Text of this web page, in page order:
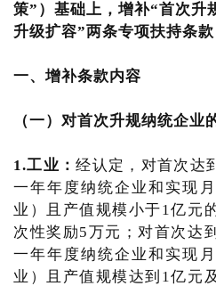
策”）基础上，增补“首次升
升级扩容”两条专项扶持条
一、增补条款内容
（一）对首次升规纳统企业
1.工业：经认定，对首次达
一年年度纳统企业和实现
业）且产值规模小于1亿元
次性奖励5万元；对首次达
一年年度纳统企业和实现
业）且产值规模达到1亿元